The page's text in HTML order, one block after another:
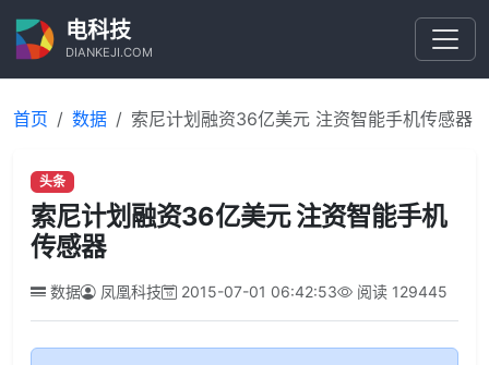
电科技
DIANKEJI.COM
首页 数据 索尼计划融资36亿美元 注资智能手机传感器
头条
索尼计划融资36亿美元 注资智能手机
传感器
数据 凤凰科技 2015-07-01 06:42:53 阅读 129445